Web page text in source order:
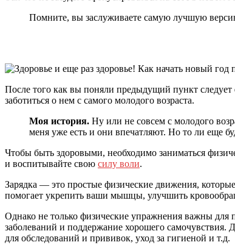
Помните, вы заслуживаете самую лучшую
После того как вы поняли предыдущий пункт
заботиться о нем с самого молодого возраста.
Моя история. Ну или не совсем с молодого
меня уже есть и они впечатляют. Но то ли еще
Чтобы быть здоровыми, необходимо заниматься
и воспитывайте свою силу воли.
Зарядка — это простые физические движения,
помогает укрепить ваши мышцы, улучшить
Однако не только физические упражнения важны для
заболеваний и поддержание хорошего самочувствия.
для обследований и прививок, уход за гигиеной и т.д.